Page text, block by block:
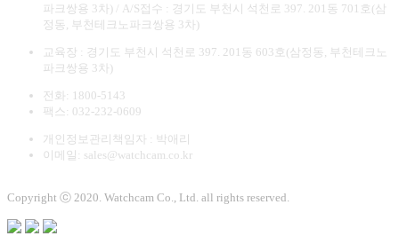
파크쌍용 3차) / A/S접수 : 경기도 부천시 석천로 397. 201동 701호(삼
정동, 부천테크노파크쌍용 3차)
교육장 : 경기도 부천시 석천로 397. 201동 603호(삼정동, 부천테크노
파크쌍용 3차)
전화: 1800-5143
팩스: 032-232-0609
개인정보관리책임자 : 박애리
이메일: sales@watchcam.co.kr
Copyright ⓒ 2020. Watchcam Co., Ltd. all rights reserved.